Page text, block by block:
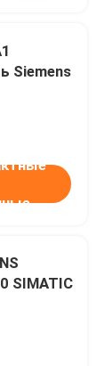
Siemens
SIMATIC